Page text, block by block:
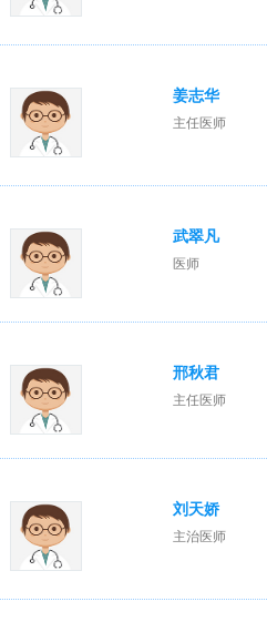
姜志华
主任医师
武翠凡
医师
邢秋君
主任医师
刘天娇
主治医师